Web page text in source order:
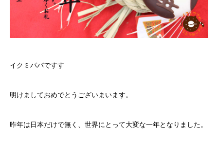
イクミパパですす
明けましておめでとうございまいます。
昨年は日本だけで無く、世界にとって大変な一年となりました。